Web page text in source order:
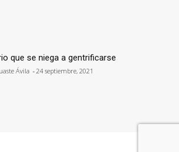
que se niega a gentrificarse
Ávila - 24 septiembre, 2021